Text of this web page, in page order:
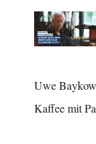
Uwe
Kaffee mit